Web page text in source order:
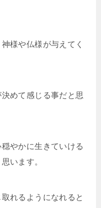
様や仏様が与えてく
めて感じる事だと思
やかに生きていける
います。
れるようになれると